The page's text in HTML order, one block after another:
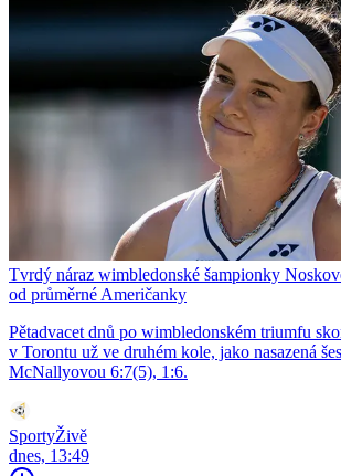
Tvrdý náraz wimbledonské šampionky
od průměrné Američanky
Pětadvacet dnů po wimbledonském triumfu
v Torontu už ve druhém kole, jako nasazená
McNallyovou 6:7(5), 1:6.
SportyŽivě
dnes, 13:49